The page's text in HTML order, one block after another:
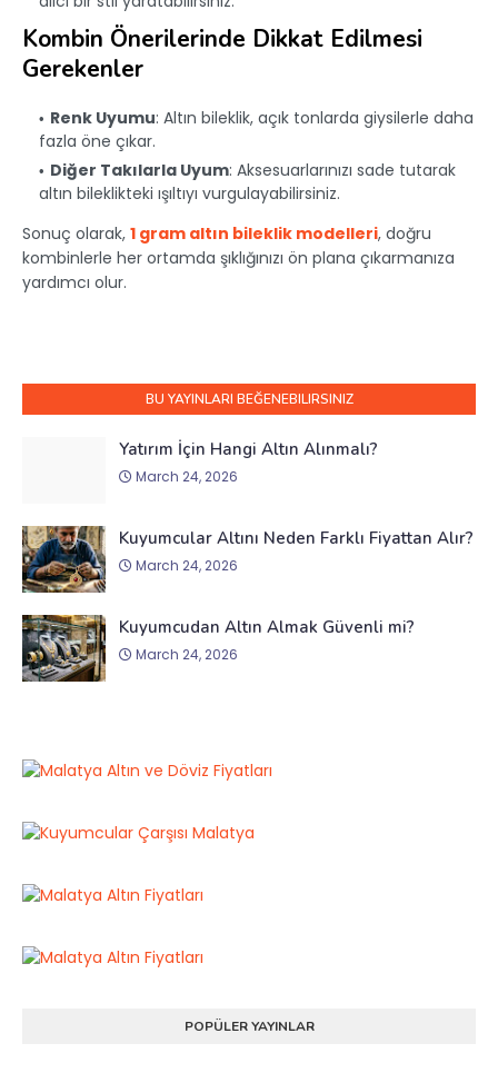
Kombin Önerilerinde Dikkat Edilmesi
Gerekenler
Renk Uyumu: Altın bileklik, açık tonlarda giysilerle daha
fazla öne çıkar.
Diğer Takılarla Uyum: Aksesuarlarınızı sade tutarak
altın bileklikteki ışıltıyı vurgulayabilirsiniz.
Sonuç olarak, 1 gram altın bileklik modelleri, doğru
kombinlerle her ortamda şıklığınızı ön plana çıkarmanıza
yardımcı olur.
BU YAYINLARI BEĞENEBILIRSINIZ
Yatırım İçin Hangi Altın Alınmalı?
March 24, 2026
Kuyumcular Altını Neden Farklı Fiyattan Alır?
March 24, 2026
Kuyumcudan Altın Almak Güvenli mi?
March 24, 2026
POPÜLER YAYINLAR